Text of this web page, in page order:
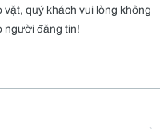
quý khách vui lòng không
người đăng tin!